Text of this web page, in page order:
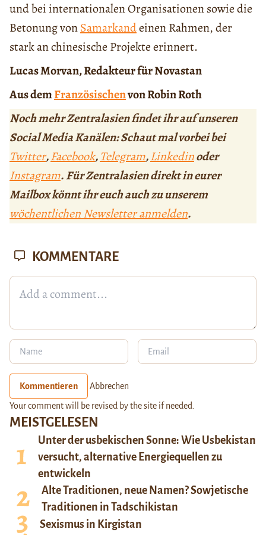
und bei internationalen Organisationen sowie die
Betonung vonSamarkandeinen Rahmen, der
stark an chinesische Projekte erinnert.
Lucas Morvan, Redakteur für Novastan
Aus demFranzösischenvon Robin Roth
Noch mehr Zentralasien findet ihr auf unseren
Social Media Kanälen: Schaut mal vorbei bei
Twitter,Facebook,Telegram,Linkedinoder
Instagram. Für Zentralasien direkt in eurer
Mailbox könnt ihr euch auch zu unserem
wöchentlichen Newsletter anmelden.
MEISTGELESEN
Unter der usbekischen Sonne: Wie Usbekistan
versucht, alternative Energiequellen zu
entwickeln
Alte Traditionen, neue Namen? Sowjetische
Traditionen in Tadschikistan
Sexismus in Kirgistan
KOMMENTARE
Kommentieren Abbrechen
Your comment will be revised by the site if needed.